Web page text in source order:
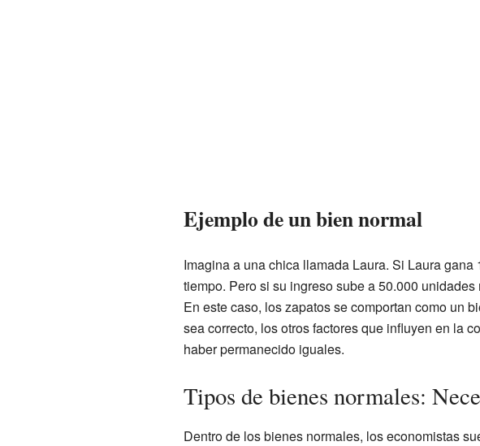
Ejemplo de un bien normal
Imagina a una chica llamada Laura. Si Laura
tiempo. Pero si su ingreso sube a 50.000
En este caso, los zapatos se comportan como un
sea correcto, los otros factores que influyen en la
haber permanecido iguales.
Tipos de bienes normales:
Dentro de los bienes normales, los economistas